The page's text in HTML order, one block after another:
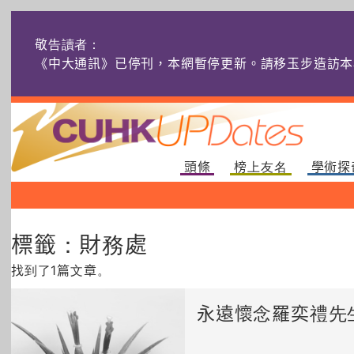
敬告讀者：
《中大通訊》已停刊，本網暫停更新。請移玉步造訪
頭條 榜上友名 學術探
標籤：財務處
找到了1篇文章。
永遠懷念羅奕禮先